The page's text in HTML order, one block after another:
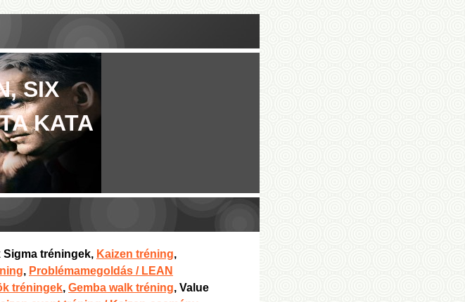
SIX
KATA
Sigma tréningek, Kaizen tréning,
, Problémamegoldás / LEAN
tréningek, Gemba walk tréning, Value